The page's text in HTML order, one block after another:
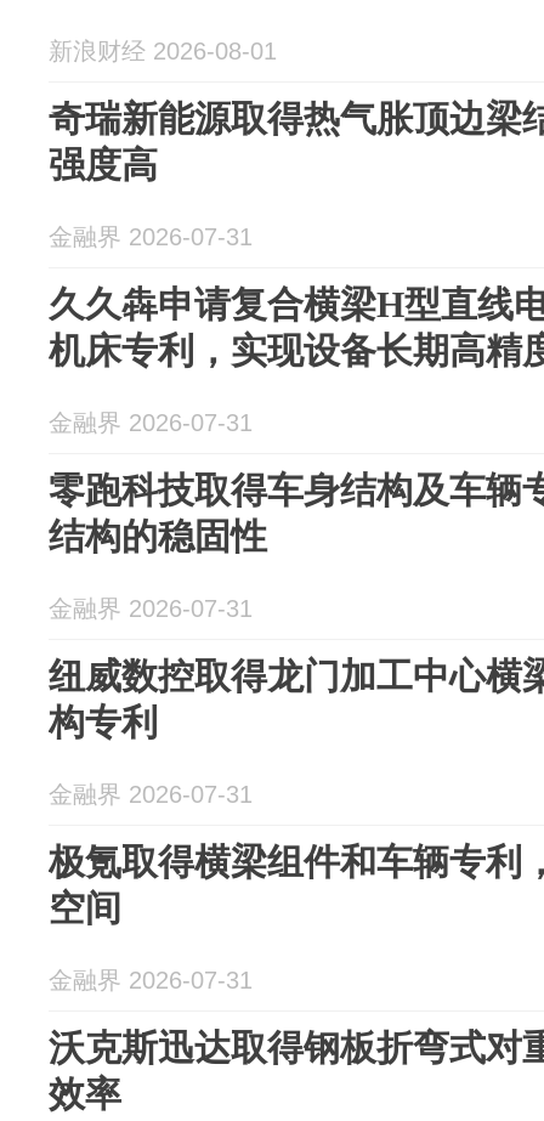
新浪财经 2026-08-01
奇瑞新能源取得热气胀顶边梁
强度高
金融界 2026-07-31
久久犇申请复合横梁H型直线
机床专利，实现设备长期高精
金融界 2026-07-31
零跑科技取得车身结构及车辆
结构的稳固性
金融界 2026-07-31
纽威数控取得龙门加工中心横
构专利
金融界 2026-07-31
极氪取得横梁组件和车辆专利
空间
金融界 2026-07-31
沃克斯迅达取得钢板折弯式对
效率